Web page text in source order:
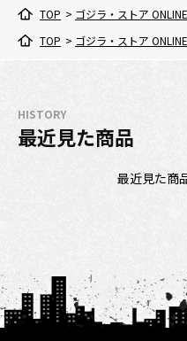
TOP > ゴジラ・ストア
TOP > ゴジラ・ストア
HISTORY
最近見た商品
最近見た商